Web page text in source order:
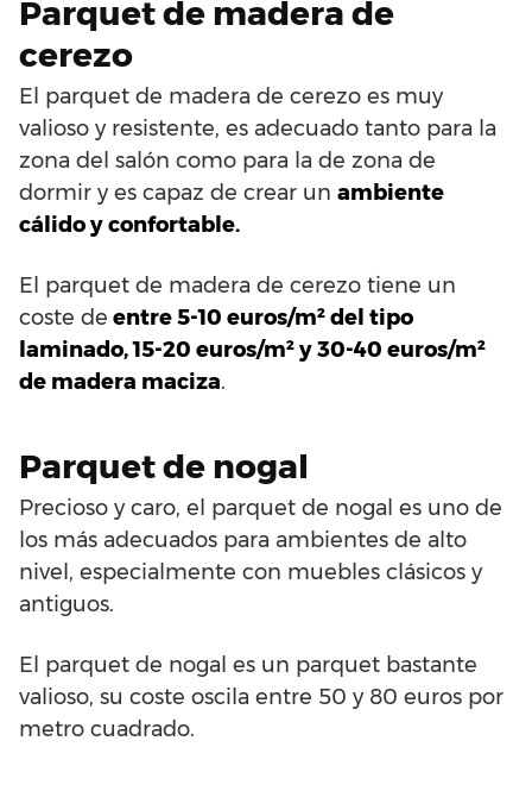
Parquet de madera de
cerezo
El parquet de madera de cerezo es muy
valioso y resistente, es adecuado tanto para la
zona del salón como para la de zona de
dormir y es capaz de crear un ambiente
cálido y confortable.
El parquet de madera de cerezo tiene un
coste de entre 5-10 euros/m² del tipo
laminado, 15-20 euros/m² y 30-40 euros/m²
de madera maciza.
Parquet de nogal
Precioso y caro, el parquet de nogal es uno de
los más adecuados para ambientes de alto
nivel, especialmente con muebles clásicos y
antiguos.
El parquet de nogal es un parquet bastante
valioso, su coste oscila entre 50 y 80 euros por
metro cuadrado.